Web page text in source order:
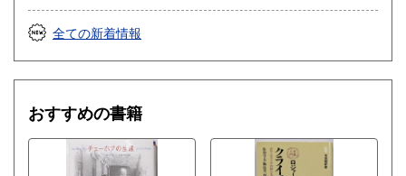
全ての新着情報
おすすめの書籍